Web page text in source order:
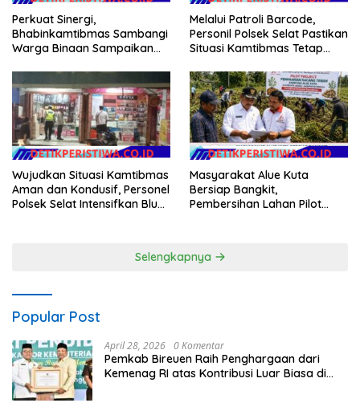
Perkuat Sinergi,
Bhabinkamtibmas Sambangi
Warga Binaan Sampaikan
Melalui Patroli Barcode,
Personil Polsek Selat Pastikan
Situasi Kamtibmas Tetap
Wujudkan Situasi Kamtibmas
Aman dan Kondusif, Personel
Polsek Selat Intensifkan Blue
Masyarakat Alue Kuta
Bersiap Bangkit,
Pembersihan Lahan Pilot
Selengkapnya
Popular Post
April 28, 2026 0 Komentar
Pemkab Bireuen Raih Penghargaan dari
Kemenag RI atas Kontribusi Luar Biasa di